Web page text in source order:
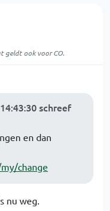
geldt ook voor CO.
schreef
en dan
change
nu weg.